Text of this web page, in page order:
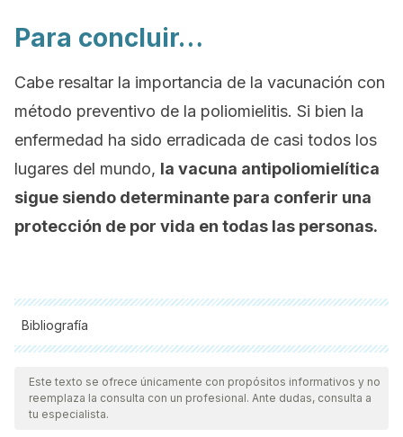
Para concluir…
Cabe resaltar la importancia de la vacunación con
método preventivo de la poliomielitis. Si bien la
enfermedad ha sido erradicada de casi todos los
lugares del mundo, la vacuna antipoliomielítica
sigue siendo determinante para conferir una
protección de por vida en todas las personas.
Bibliografía
Todas las fuentes citadas fueron revisadas a profundidad por
nuestro equipo, para asegurar su calidad, confiabilidad,
vigencia y validez.La bibliografía de este artículo fue
Este texto se ofrece únicamente con propósitos informativos y no
reemplaza la consulta con un profesional. Ante dudas, consulta a
tu especialista.